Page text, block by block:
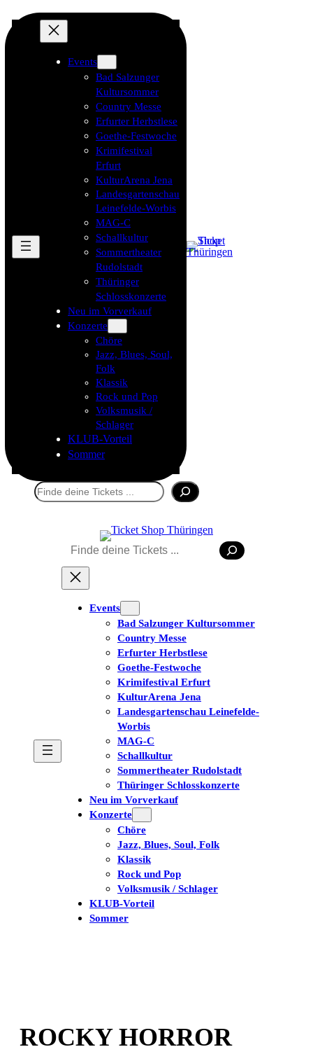
Events
Bad Salzunger
Kultursommer
Country Messe
Erfurter Herbstlese
Goethe-Festwoche
Krimifestival
Erfurt
KulturArena Jena
Landesgartenschau
Leinefelde-Worbis
MAG-C
Schallkultur
Sommertheater
Rudolstadt
Thüringer
Schlosskonzerte
Neu im Vorverkauf
Konzerte
Chöre
Jazz, Blues, Soul,
Folk
Klassik
Rock und Pop
Volksmusik /
Schlager
KLUB-Vorteil
Sommer
Suchen
Suchen
Events
Bad Salzunger Kultursommer
Country Messe
Erfurter Herbstlese
Goethe-Festwoche
Krimifestival Erfurt
KulturArena Jena
Landesgartenschau Leinefelde-
Worbis
MAG-C
Schallkultur
Sommertheater Rudolstadt
Thüringer Schlosskonzerte
Neu im Vorverkauf
Konzerte
Chöre
Jazz, Blues, Soul, Folk
Klassik
Rock und Pop
Volksmusik / Schlager
KLUB-Vorteil
Sommer
ROCKY HORROR
Tickets kaufen